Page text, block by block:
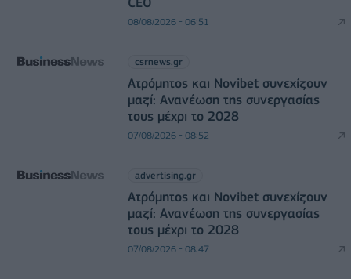
08/08/2026 - 06:51
csrnews.gr
Ατρόμητος και Novibet συνεχίζουν
μαζί: Ανανέωση της συνεργασίας
τους μέχρι το 2028
07/08/2026 - 08:52
advertising.gr
Ατρόμητος και Novibet συνεχίζουν
μαζί: Ανανέωση της συνεργασίας
τους μέχρι το 2028
07/08/2026 - 08:47